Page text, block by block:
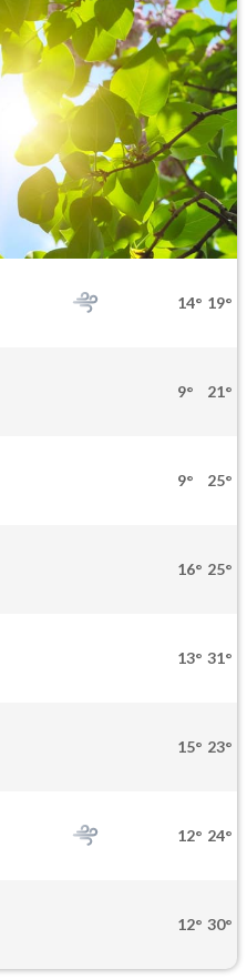
14° 19°
9° 21°
9° 25°
16° 25°
13° 31°
15° 23°
12° 24°
12° 30°